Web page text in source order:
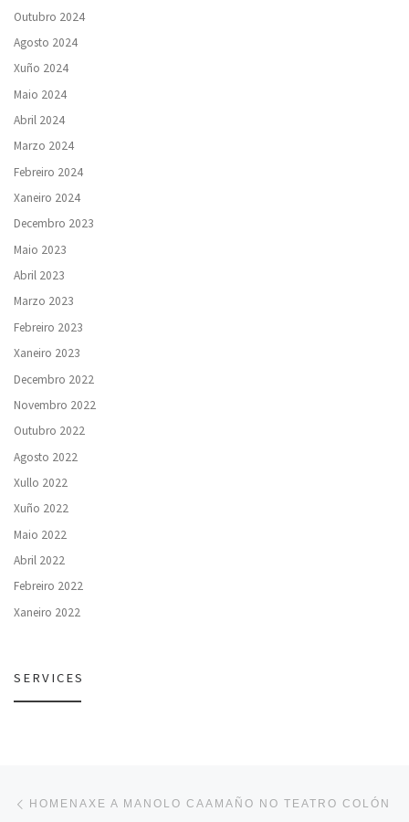
Outubro 2024
Agosto 2024
Xuño 2024
Maio 2024
Abril 2024
Marzo 2024
Febreiro 2024
Xaneiro 2024
Decembro 2023
Maio 2023
Abril 2023
Marzo 2023
Febreiro 2023
Xaneiro 2023
Decembro 2022
Novembro 2022
Outubro 2022
Agosto 2022
Xullo 2022
Xuño 2022
Maio 2022
Abril 2022
Febreiro 2022
Xaneiro 2022
SERVICES
Navegación de entradas
HOMENAXE A MANOLO CAAMAÑO NO TEATRO COLÓN